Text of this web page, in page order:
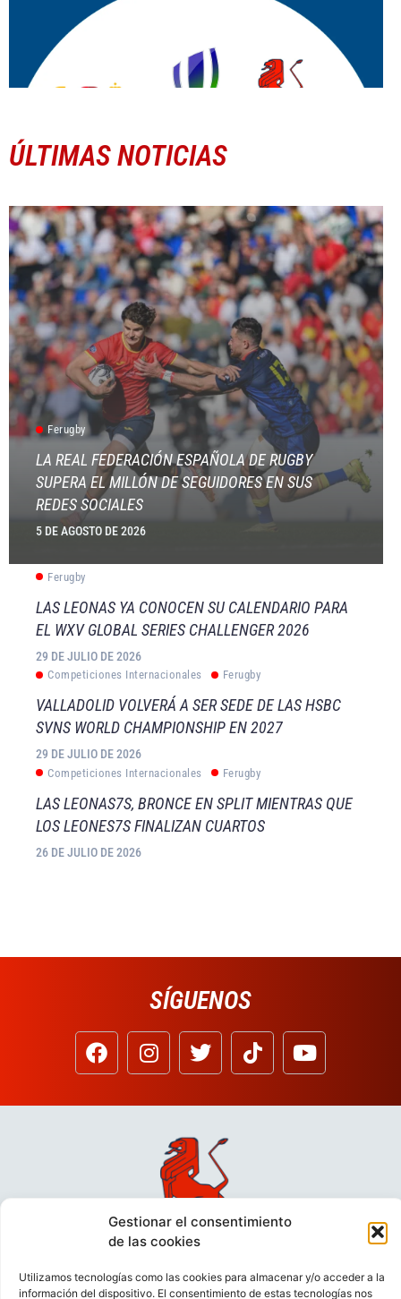
Gestionar el consentimiento
de las cookies
Utilizamos tecnologías como las cookies para almacenar y/o acceder a la
información del dispositivo. El consentimiento de estas tecnologías nos
ÚLTIMAS NOTICIAS
Ferugby
LA REAL FEDERACIÓN ESPAÑOLA DE RUGBY
SUPERA EL MILLÓN DE SEGUIDORES EN SUS
REDES SOCIALES
5 DE AGOSTO DE 2026
Ferugby
LAS LEONAS YA CONOCEN SU CALENDARIO PARA
EL WXV GLOBAL SERIES CHALLENGER 2026
29 DE JULIO DE 2026
Competiciones Internacionales Ferugby
VALLADOLID VOLVERÁ A SER SEDE DE LAS HSBC
SVNS WORLD CHAMPIONSHIP EN 2027
29 DE JULIO DE 2026
Competiciones Internacionales Ferugby
LAS LEONAS7S, BRONCE EN SPLIT MIENTRAS QUE
LOS LEONES7S FINALIZAN CUARTOS
26 DE JULIO DE 2026
SÍGUENOS